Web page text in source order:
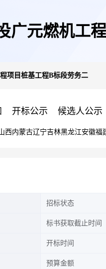
广元燃机工
项目桩基工程B标段劳务二
开标公示 候选人公示
西内蒙古辽宁吉林黑龙江安徽福
招标状态
标书获取截止时间
开标时间
预算金额